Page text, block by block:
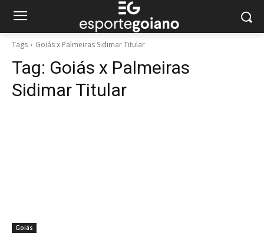
Tags Goiás x Palmeiras Sidimar Titular
Tag: Goiás x Palmeiras
Sidimar Titular
Goiás